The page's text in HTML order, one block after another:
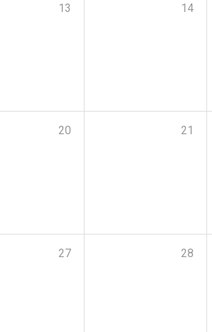
13 14
20 21
27 28